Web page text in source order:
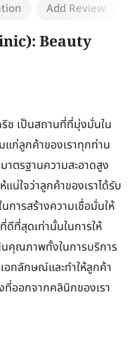
Add Review
Beauty
ช เป็นสถานที่ที่มุ่งมั่นใน
แก่ลูกค้าของเราทุกท่าน
ตรฐานความสะอาดสูง
น่ใจว่าลูกค้าของเราได้รับ
การสร้างความเชื่อมั่นให้
ดีที่สุดเท่านั้นในการให้
นคุณภาพทั้งในการบริการ
อกลักษณ์และทำให้ลูกค้า
ที่ออกจากคลินิกของเรา